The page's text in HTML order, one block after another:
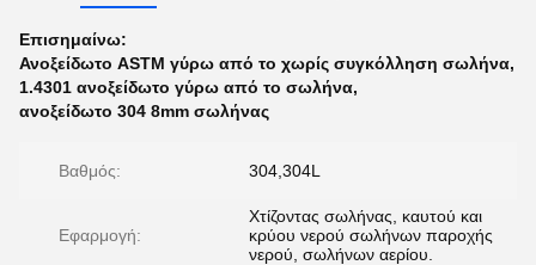
Επισημαίνω:
Ανοξείδωτο ASTM γύρω από το χωρίς συγκόλληση σωλήνα,
1.4301 ανοξείδωτο γύρω από το σωλήνα,
ανοξείδωτο 304 8mm σωλήνας
Βαθμός: 304,304L
Εφαρμογή:
Χτίζοντας σωλήνας, καυτού και
κρύου νερού σωλήνων παροχής
νερού, σωλήνων αερίου.